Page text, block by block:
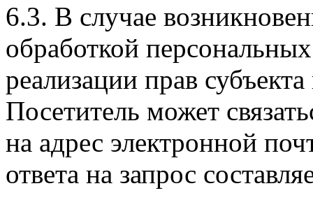
6.3. В случае
обработкой
реализации прав
Посетитель может
на адрес электронной
ответа на запрос